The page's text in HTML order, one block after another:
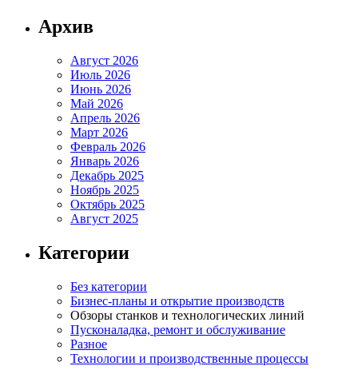
Архив
Август 2026
Июль 2026
Июнь 2026
Май 2026
Апрель 2026
Март 2026
Февраль 2026
Январь 2026
Декабрь 2025
Ноябрь 2025
Октябрь 2025
Август 2025
Категории
Без категории
Бизнес-планы и открытие производств
Обзоры станков и технологических линий
Пусконаладка, ремонт и обслуживание
Разное
Технологии и производственные процессы